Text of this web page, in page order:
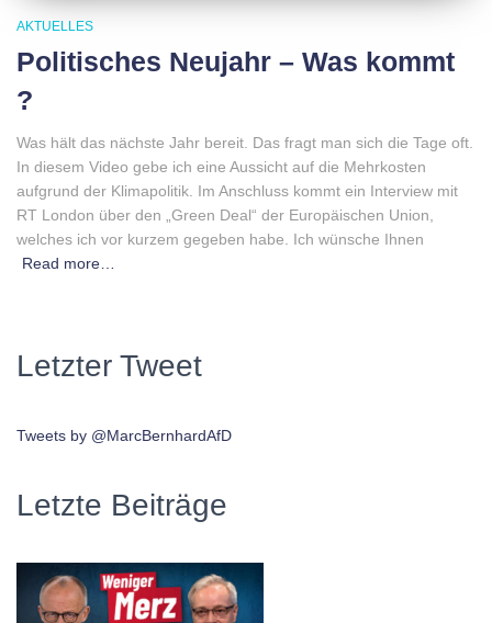
AKTUELLES
Politisches Neujahr – Was kommt
?
Was hält das nächste Jahr bereit. Das fragt man sich die Tage oft.
In diesem Video gebe ich eine Aussicht auf die Mehrkosten
aufgrund der Klimapolitik. Im Anschluss kommt ein Interview mit
RT London über den „Green Deal“ der Europäischen Union,
welches ich vor kurzem gegeben habe. Ich wünsche Ihnen
Read more…
Letzter Tweet
Tweets by @MarcBernhardAfD
Letzte Beiträge